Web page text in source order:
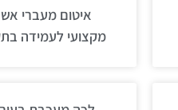
איטום מעברי אש
מקצועי לעמידה